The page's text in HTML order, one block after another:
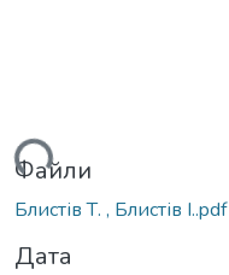
Файли
Блистів Т. , Блистів І..pdf
Дата